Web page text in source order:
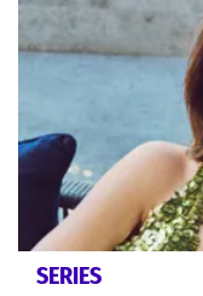
SERIES